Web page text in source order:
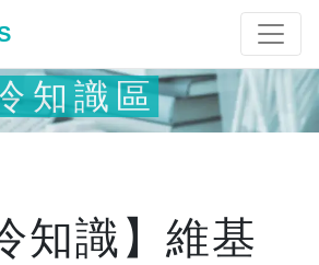
知識區
知識】維基